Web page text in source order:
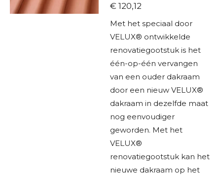
€ 120,12
Met het speciaal door
VELUX® ontwikkelde
renovatiegootstuk is het
één-op-één vervangen
van een ouder dakraam
door een nieuw VELUX®
dakraam in dezelfde maat
nog eenvoudiger
geworden. Met het
VELUX®
renovatiegootstuk kan het
nieuwe dakraam op het